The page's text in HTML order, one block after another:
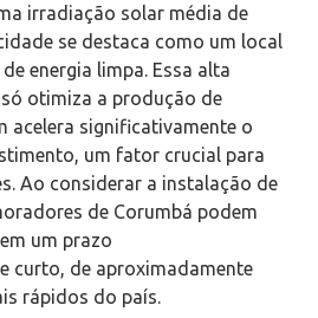
irradiação solar média de
cidade se destaca como um local
energia limpa. Essa alta
otimiza a produção de
acelera significativamente o
um fator crucial para
Ao considerar a instalação de
de Corumbá podem
um prazo
curto, de aproximadamente
rápidos do país.